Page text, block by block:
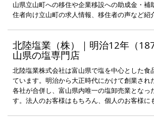
山県立山町への移住や企業移設への助成金・補
住者向け立山町の求人情報、移住者の声など紹
北陸塩業（株）｜明治12年（
山県の塩専門店
北陸塩業株式会社は富山県で塩を中心とした食
ています。明治から大正時代にかけて創業され
各社が合併し、富山県内唯一の塩卸売業となっ
す。法人のお客様はもちろん、個人のお客様に